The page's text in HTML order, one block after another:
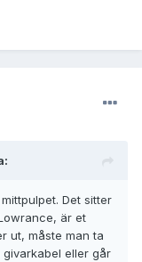
Det sitter
är et
ut, måste man ta
eller går